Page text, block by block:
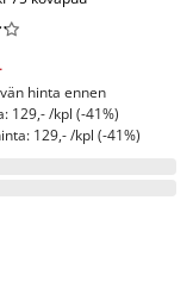


hinta ennen
129,- /kpl (-41%)
129,- /kpl (-41%)